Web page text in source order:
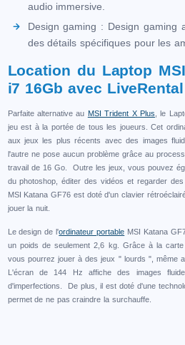
audio immersive.
Design gaming : Design gaming
des détails spécifiques pour les
Location du Laptop
i7 16Gb avec LiveRental
Parfaite alternative au MSI Trident X Plus , le
jeu est à la portée de tous les joueurs. Cet
aux jeux les plus récents avec des images
l'autre ne pose aucun problème grâce au
travail de 16 Go. Outre les jeux, vous pouvez
du photoshop, éditer des vidéos et regarder
MSI Katana GF76 est doté d'un clavier
jouer la nuit.
Le design de l'ordinateur portable MSI Katana
un poids de seulement 2,6 kg. Grâce à la carte
vous pourrez jouer à des jeux " lourds ", même
L'écran de 144 Hz affiche des images
d'imperfections. De plus, il est doté d'une
permet de ne pas craindre la surchauffe.